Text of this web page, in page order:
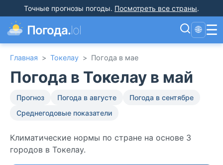
Точные прогнозы погоды. Посмотреть все страны.
Погода.lol 🌐 ☰
Главная > Токелау > Погода в мае
Погода в Токелау в май
Прогноз Погода в августе
Погода в сентябре
Среднегодовые показатели
Климатические нормы по стране на основе 3
городов в Токелау.